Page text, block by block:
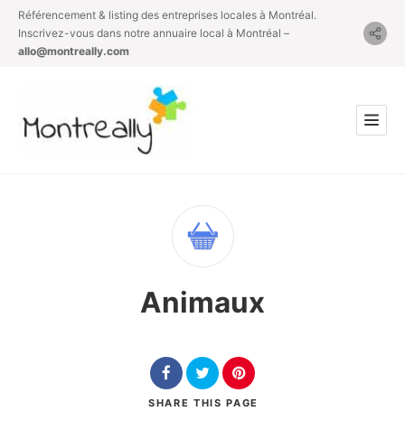
Référencement & listing des entreprises locales à Montréal.
Inscrivez-vous dans notre annuaire local à Montréal –
allo@montreally.com
Animaux
SHARE THIS PAGE